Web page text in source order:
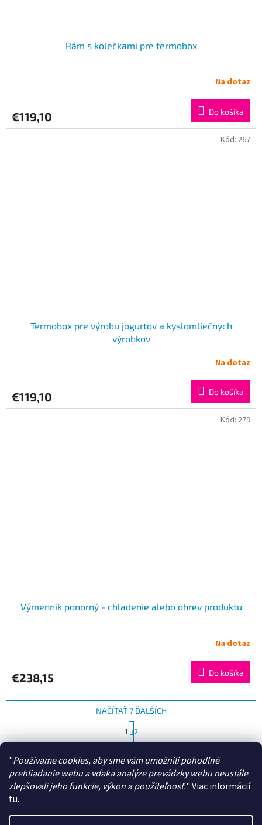
"Používame cookies, aby sme vám umožnili pohodlné
prehliadanie webu a vďaka analýze prevádzky webu neustále
zlepšovali jeho funkcie, výkon a použiteľnosť."Viac informácií
tu.
Rám s kolečkami pre termobox
Na dotaz
€119,10 Do košíka
Termobox pre výrobu jogurtov a kyslomliečnych
výrobkov
Na dotaz
€119,10 Do košíka
Kód: 267
Výmenník ponorný - chladenie alebo ohrev produktu
Na dotaz
€238,15 Do košíka
Kód: 279
O
l
á
d
i
NAČÍTAŤ 7 ĎALŠÍCH
S
t
r
á
n
k
o
v
n
1 2
HORE